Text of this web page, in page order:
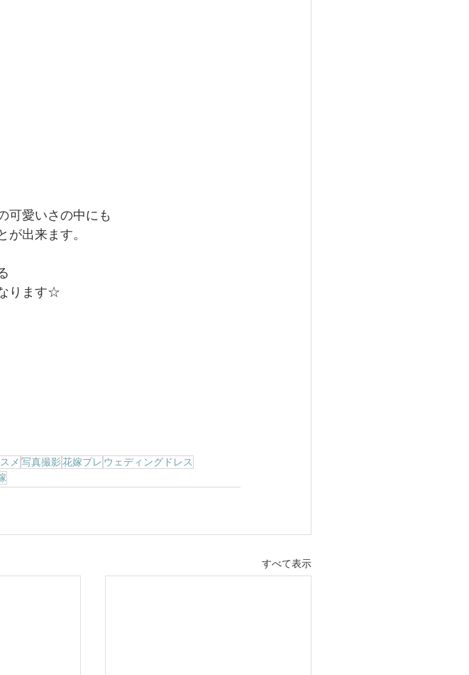
可愛いさの中にも
出来ます。
ります☆
メ 写真撮影花嫁プレ ウェディングドレス
すべて表示